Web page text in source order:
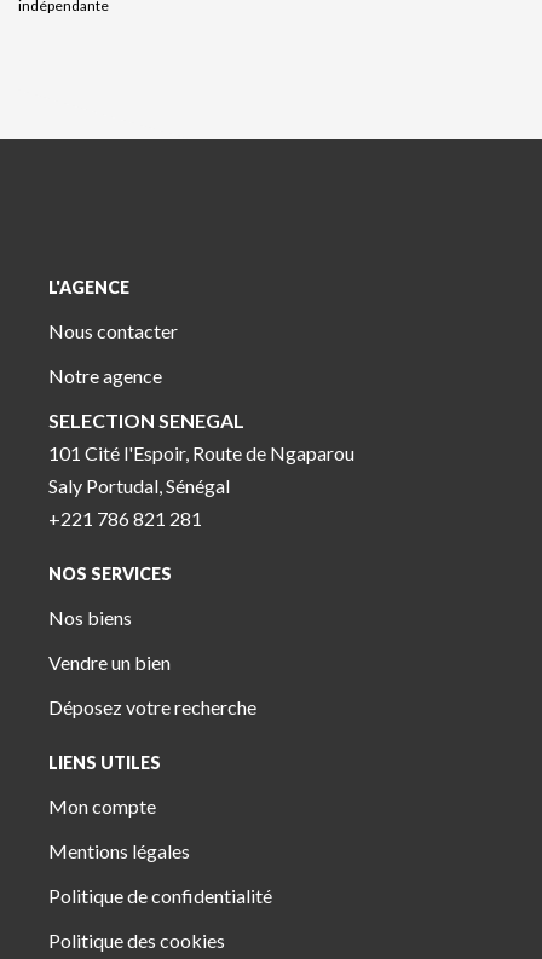
indépendante
L'AGENCE
Nous contacter
Notre agence
SELECTION SENEGAL
101 Cité l'Espoir, Route de Ngaparou
Saly Portudal, Sénégal
+221 786 821 281
NOS SERVICES
Nos biens
Vendre un bien
Déposez votre recherche
LIENS UTILES
Mon compte
Mentions légales
Politique de confidentialité
Politique des cookies